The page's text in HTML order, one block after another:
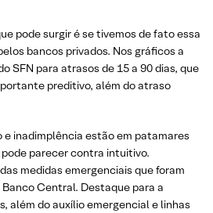
pode surgir é se tivemos de fato essa
bancos privados. Nos gráficos a
SFN para atrasos de 15 a 90 dias, que
preditivo, além do atraso
e inadimplência estão em patamares
parecer contra intuitivo.
medidas emergenciais que foram
Central. Destaque para a
além do auxílio emergencial e linhas